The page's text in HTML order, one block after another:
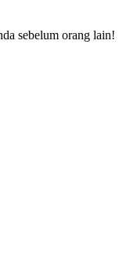
sebelum orang lain!